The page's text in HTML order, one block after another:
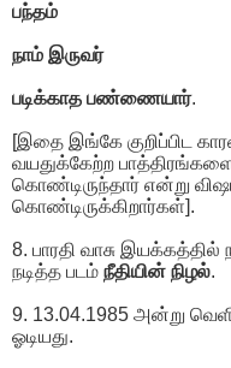
பந்தம்
நாம் இருவர்
படிக்காத பண்ணையார்.
[இதை இங்கே குறிப்பிட
வயதுக்கேற்ற பாத்திரங்களை
கொண்டிருந்தார் என்று
கொண்டிருக்கிறார்கள்].
8. பாரதி வாசு
நடித்த படம் நீதியின் நிழல்.
9. 13.04.1985 அன்று
ஓடியது.